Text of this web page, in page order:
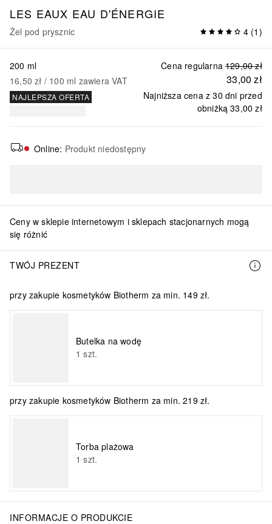
LES EAUX EAU D'ÉNERGIE
Żel pod prysznic 4 (1 )
Cena regularna 129,00 zł
33,00 zł
Najniższa cena z 30 dni przed
obniżką 33,00 zł
200 ml
16,50 zł / 100 ml zawiera VAT
NAJLEPSZA OFERTA
Online: Produkt niedostępny
Ceny w sklepie internetowym i sklepach stacjonarnych mogą
się różnić
TWÓJ PREZENT
przy zakupie kosmetyków Biotherm za min. 149 zł.
Butelka na wodę
1 szt.
przy zakupie kosmetyków Biotherm za min. 219 zł.
Torba plażowa
1 szt.
INFORMACJE O PRODUKCIE